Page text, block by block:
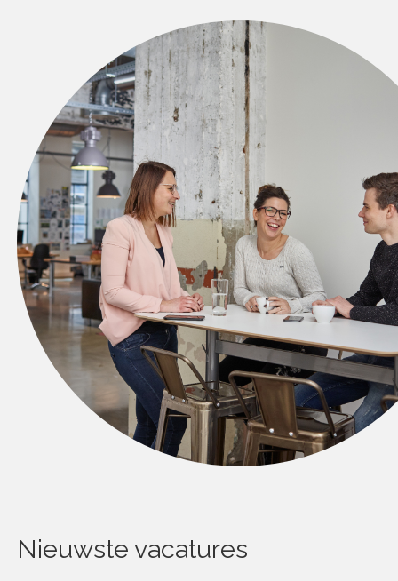
Nieuwste vacatures